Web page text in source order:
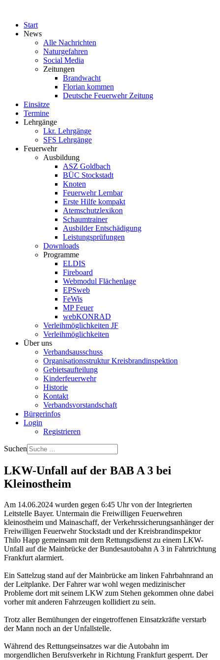
Start
News
Alle Nachrichten
Naturgefahren
Social Media
Zeitungen
Brandwacht
Florian kommen
Deutsche Feuerwehr Zeitung
Einsätze
Termine
Lehrgänge
Lkr. Lehrgänge
SFS Lehrgänge
Feuerwehr
Ausbildung
ASZ Goldbach
BÜC Stockstadt
Knoten
Feuerwehr Lernbar
Erste Hilfe kompakt
Atemschutzlexikon
Schaumtrainer
Ausbilder Entschädigung
Leistungsprüfungen
Downloads
Programme
ELDIS
Fireboard
Webmodul Flächenlage
EPSweb
FeWis
MP Feuer
webKONRAD
Verleihmöglichkeiten JF
Verleihmöglichkeiten
Über uns
Verbandsausschuss
Organisationsstruktur Kreisbrandinspektion
Gebietsaufteilung
Kinderfeuerwehr
Historie
Kontakt
Verbandsvorstandschaft
Bürgerinfos
Login
Registrieren
Suchen
LKW-Unfall auf der BAB A 3 bei
Kleinostheim
Am 14.06.2024 wurden gegen 6:45 Uhr von der Integrierten
Leitstelle Bayer. Untermain die Freiwilligen Feuerwehren
kleinostheim und Mainaschaff, der Verkehrssicherungsanhänger der
Freiwilligen Feuerwehr Stockstadt und der Kreisbrandinspektor
Thilo Happ gemeinsam mit dem Rettungsdienst zu einem LKW-
Unfall auf die Mainbrücke der Bundesautobahn A 3 in Fahrtrichtung
Frankfurt alarmiert.
Ein Sattelzug stand auf der Mainbrücke am linken Fahrbahnrand an
der Leitplanke. Der Fahrer war wohl wegen medizinischer
Probleme dort mit seinem LKW zum Stehen gekommen ohne dabei
vorher mit anderen Fahrzeugen kollidiert zu sein.
Trotz aller Bemühungen der eingetroffenen Einsatzkräfte verstarb
der Mann noch an der Unfallstelle.
Während des Rettungseinsatzes war die Autobahn im
morgendlichen Berufsverkehr in Richtung Frankfurt gesperrt. Der